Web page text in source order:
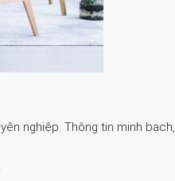
nghiệp. Thông tin minh